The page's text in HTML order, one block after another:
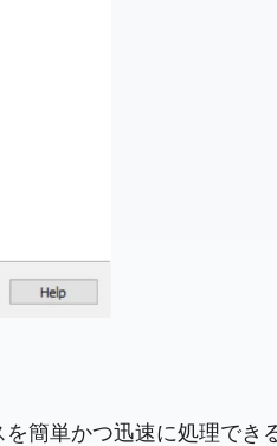
簡単かつ迅速に処理でき